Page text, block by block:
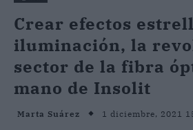
Crear efectos
iluminación, la
sector de la fibra
mano de Insolit
Marta Suárez 1 diciembre, 2021